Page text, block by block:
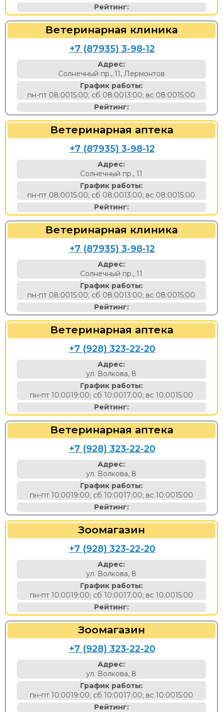
Рейтинг:
Ветеринарная клиника
+7 (87935) 3-98-12
Адрес:
Солнечный пр., 11, Лермонтов
График работы:
пн-пт 08:0015:00; сб 08:0013:00; вс 08:0015:00
Рейтинг:
Ветеринарная аптека
+7 (87935) 3-98-12
Адрес:
Солнечный пр., 11
График работы:
пн-пт 08:0015:00; сб 08:0013:00; вс 08:0015:00
Рейтинг:
Ветеринарная клиника
+7 (87935) 3-98-12
Адрес:
Солнечный пр., 11
График работы:
пн-пт 08:0015:00; сб 08:0013:00; вс 08:0015:00
Рейтинг:
Ветеринарная аптека
+7 (928) 323-22-20
Адрес:
ул. Волкова, 8
График работы:
пн-пт 10:0019:00; сб 10:0017:00; вс 10:0015:00
Рейтинг:
Ветеринарная аптека
+7 (928) 323-22-20
Адрес:
ул. Волкова, 8
График работы:
пн-пт 10:0019:00; сб 10:0017:00; вс 10:0015:00
Рейтинг:
Зоомагазин
+7 (928) 323-22-20
Адрес:
ул. Волкова, 8
График работы:
пн-пт 10:0019:00; сб 10:0017:00; вс 10:0015:00
Рейтинг:
Зоомагазин
+7 (928) 323-22-20
Адрес:
ул. Волкова, 8
График работы:
пн-пт 10:0019:00; сб 10:0017:00; вс 10:0015:00
Рейтинг: